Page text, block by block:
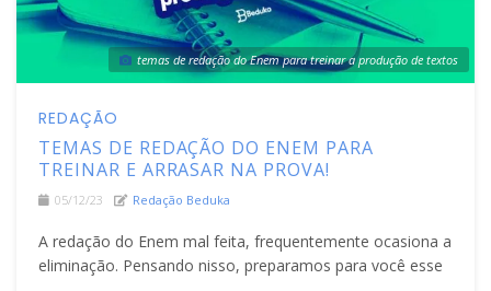
temas de redação do Enem para treinar a produção de textos
REDAÇÃO
TEMAS DE REDAÇÃO DO ENEM PARA
TREINAR E ARRASAR NA PROVA!
05/12/23 Redação Beduka
A redação do Enem mal feita, frequentemente ocasiona a
eliminação. Pensando nisso, preparamos para você esse